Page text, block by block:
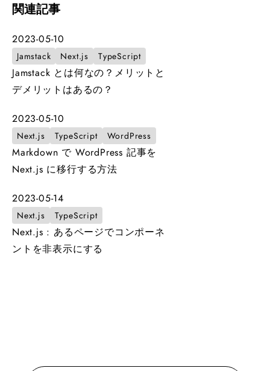
関連記事
2023-05-10
Jamstack Next.js TypeScript
Jamstack とは何なの？メリットと
デメリットはあるの？
2023-05-10
Next.js TypeScript WordPress
Markdown で WordPress 記事を
Next.js に移行する方法
2023-05-14
Next.js TypeScript
Next.js : あるページでコンポーネ
ントを非表示にする